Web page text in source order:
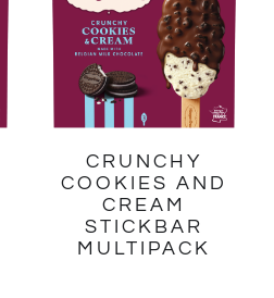
CRUNCHY
COOKIES AND
CREAM
STICKBAR
MULTIPACK